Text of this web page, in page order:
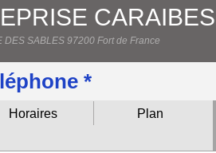
CARAIBES
DES SABLES 97200 Fort de France
*
Horaires
Plan